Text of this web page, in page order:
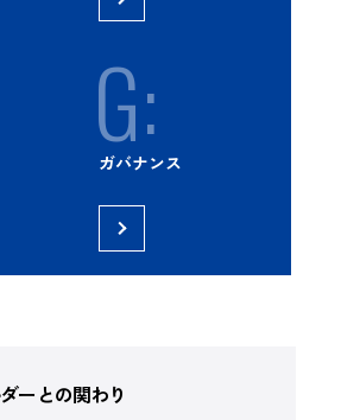
G:
ガバナンス
ーとの関わり